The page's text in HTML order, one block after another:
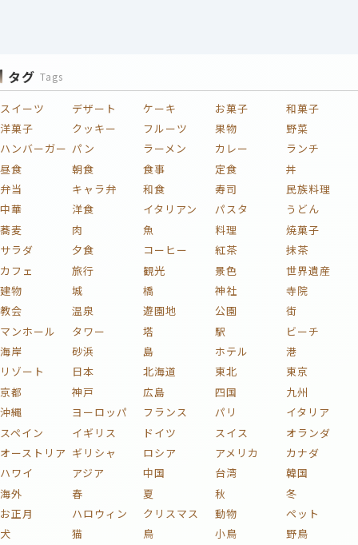
タグ Tags
スイーツ デザート ケーキ お菓子
和菓子
洋菓子
クッキー フルーツ 果物
野菜
ハンバーガー パン ラーメン カレー
ランチ
昼食
朝食 食事 定食
丼
弁当
キャラ弁 和食 寿司
民族料理
中華
洋食 イタリアン パスタ
うどん
蕎麦
肉 魚 料理
焼菓子
サラダ
夕食 コーヒー 紅茶
抹茶
カフェ
旅行 観光 景色
世界遺産
建物
城 橋 神社
寺院
教会
温泉 遊園地 公園
街
マンホール
タワー 塔 駅
ビーチ
海岸
砂浜 島 ホテル
港
リゾート
日本 北海道 東北
東京
京都
神戸 広島 四国
九州
沖縄
ヨーロッパ フランス パリ
イタリア
スペイン
イギリス ドイツ スイス
オランダ
オーストリア ギリシャ ロシア アメリカ
カナダ
ハワイ
アジア 中国 台湾
韓国
海外
春 夏 秋
冬
お正月
ハロウィン クリスマス 動物
ペット
犬
猫 鳥 小鳥
野鳥